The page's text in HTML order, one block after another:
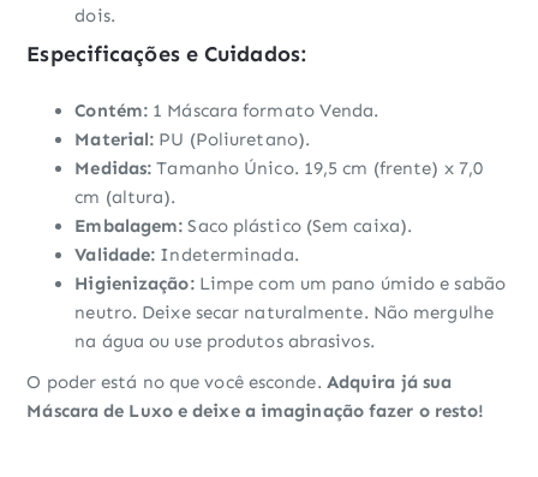
dois.
Especificações e Cuidados:
Contém: 1 Máscara formato Venda.
Material: PU (Poliuretano).
Medidas: Tamanho Único. 19,5 cm (frente) x 7,0
cm (altura).
Embalagem: Saco plástico (Sem caixa).
Validade: Indeterminada.
Higienização:Limpe com um pano úmido e sabão
neutro. Deixe secar naturalmente. Não mergulhe
na água ou use produtos abrasivos.
O poder está no que você esconde. Adquira já sua
Máscara de Luxo e deixe a imaginação fazer o resto!